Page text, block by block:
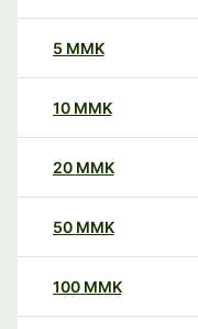
5 MMK
10 MMK
20 MMK
50 MMK
100 MMK